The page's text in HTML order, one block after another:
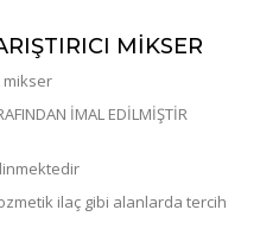
MİKSER
mikser
İMAL EDİLMİŞTİR
ilaç gibi alanlarda tercih